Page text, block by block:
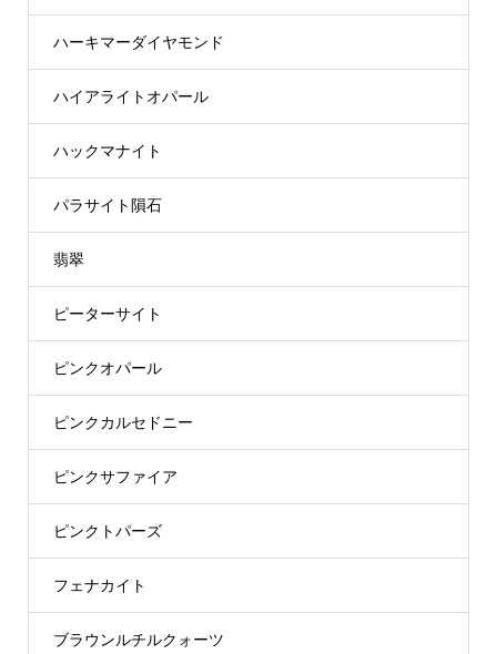
ハーキマーダイヤモンド
ハイアライトオパール
ハックマナイト
パラサイト隕石
翡翠
ピーターサイト
ピンクオパール
ピンクカルセドニー
ピンクサファイア
ピンクトパーズ
フェナカイト
ブラウンルチルクォーツ